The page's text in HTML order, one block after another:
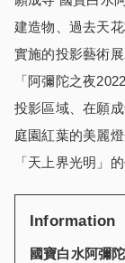
建造物、過去天
實施的投影藝術
「阿彌陀之夜
投影區域、在願
庭園紅葉的美麗
「天上界光明」
Information
國寶白水阿彌